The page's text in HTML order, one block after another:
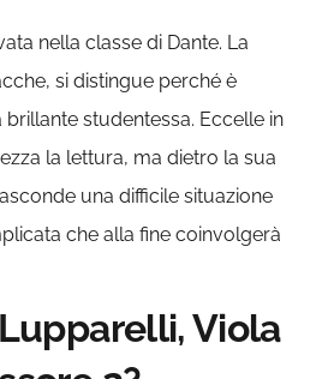
nella classe di Dante. La
si distingue perché è
studentessa. Eccelle in
la lettura, ma dietro la sua
una difficile situazione
che alla fine coinvolgerà
Viola